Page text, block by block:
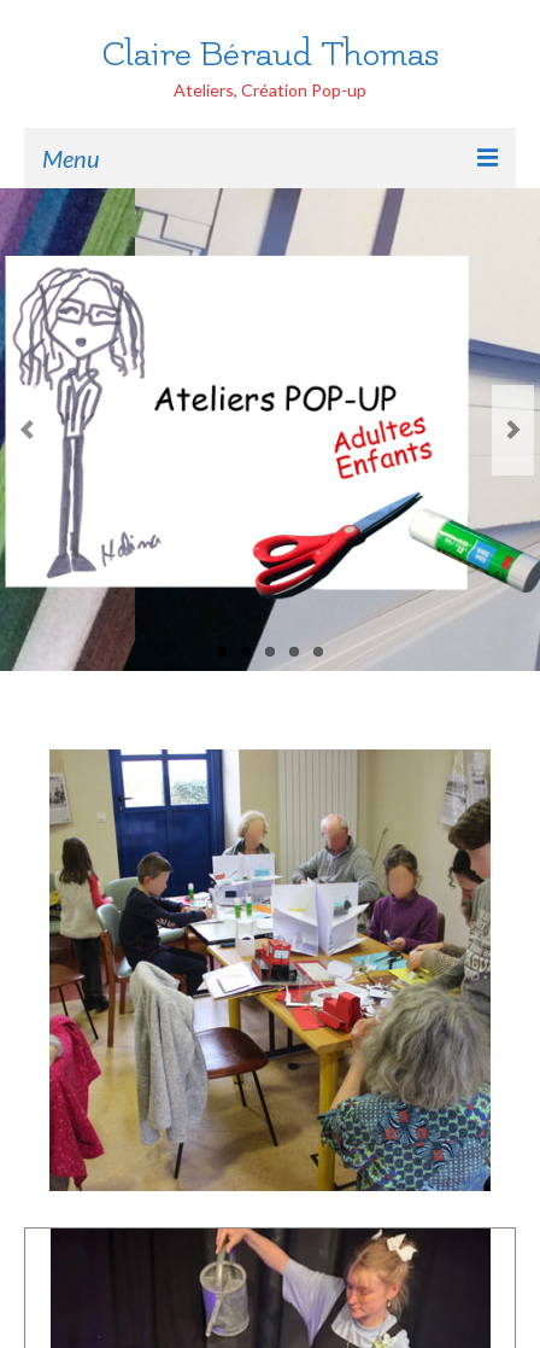
Claire Béraud Thomas
Ateliers, Création Pop-up
Menu
Accueil
Ateliers Tout public
Handicap
Pop-up Ecoles
Création Pop-up
Peinture Portraits
Contactez moi